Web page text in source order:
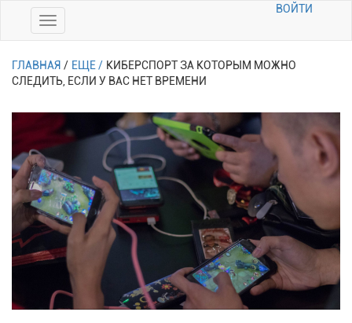
ВОЙТИ
ГЛАВНАЯ / ЕЩЕ / КИБЕРСПОРТ ЗА КОТОРЫМ МОЖНО
СЛЕДИТЬ, ЕСЛИ У ВАС НЕТ ВРЕМЕНИ